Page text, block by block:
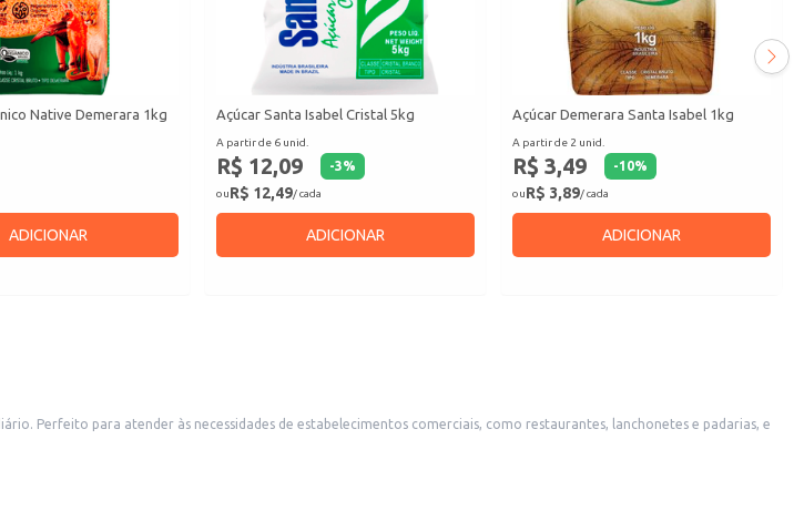
Native Demerara 1kg
ADICIONAR
Açúcar Santa Isabel Cristal 5kg
A partir de 6 unid.
R$ 12,09 -3%
ouR$ 12,49/ cada
ADICIONAR
Açúcar Demerara Santa Isabel 1kg
A partir de 2 unid.
R$ 3,49 -10%
ouR$ 3,89/ cada
ADICIONAR
Perfeito para atender às necessidades de estabelecimentos comerciais, como restaurantes, lanchonetes e padarias, e